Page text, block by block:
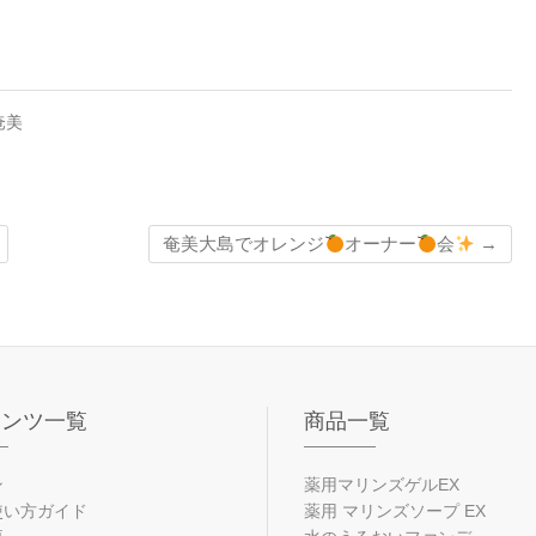
美
奄美大島でオレンジ オーナー 会 →
ツ一覧
方ガイド
商品一覧
薬用マリンズゲルEX
薬用 マリンズソープ EX